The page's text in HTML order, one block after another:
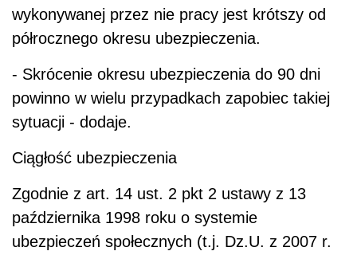
wykonywanej przez nie pracy jest krótszy od
półrocznego okresu ubezpieczenia.
- Skrócenie okresu ubezpieczenia do 90 dni
powinno w wielu przypadkach zapobiec takiej
sytuacji - dodaje.
Ciągłość ubezpieczenia
Zgodnie z art. 14 ust. 2 pkt 2 ustawy z 13
października 1998 roku o systemie
ubezpieczeń społecznych (t.j. Dz.U. z 2007 r.